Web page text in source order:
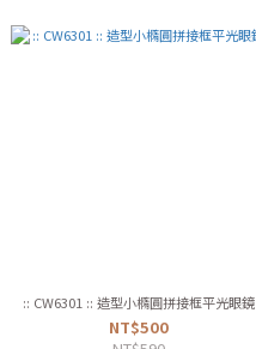
:: CW6301 :: 造型小橢圓拼接框平光眼鏡
NT$500